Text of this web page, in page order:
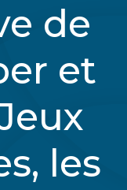
de
et
les